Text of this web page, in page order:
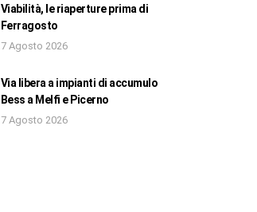
Viabilità, le riaperture prima di
Ferragosto
7 Agosto 2026
Via libera a impianti di accumulo
Bess a Melfi e Picerno
7 Agosto 2026